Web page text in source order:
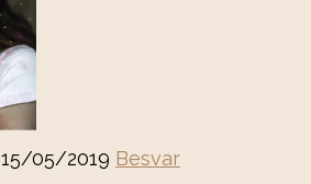
15/05/2019 Besvar